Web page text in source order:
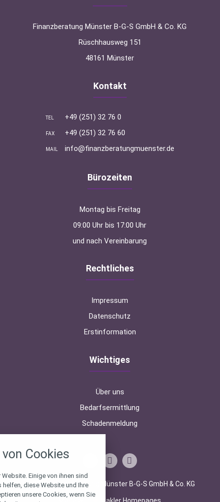
Finanzberatung Münster B-G-S GmbH & Co. KG
Rüschhausweg 151
48161 Münster
Kontakt
TEL +49 (251) 32 76 0
FAX +49 (251) 32 76 60
MAIL info@finanzberatungmuenster.de
Bürozeiten
Montag bis Freitag
09:00 Uhr bis 17:00 Uhr
und nach Vereinbarung
Rechtliches
Impressum
Datenschutz
Erstinformation
Wichtiges
Über uns
Bedarfsermittlung
Schadenmeldung
© 2026 Finanzberatung Münster B-G-S GmbH & Co. KG
Cookies
Einige von ihnen sind
diese Website und Ihre
unsere Cookies, wenn Sie
alle verwendeten Cookies und
zu blockieren.
Notwendig